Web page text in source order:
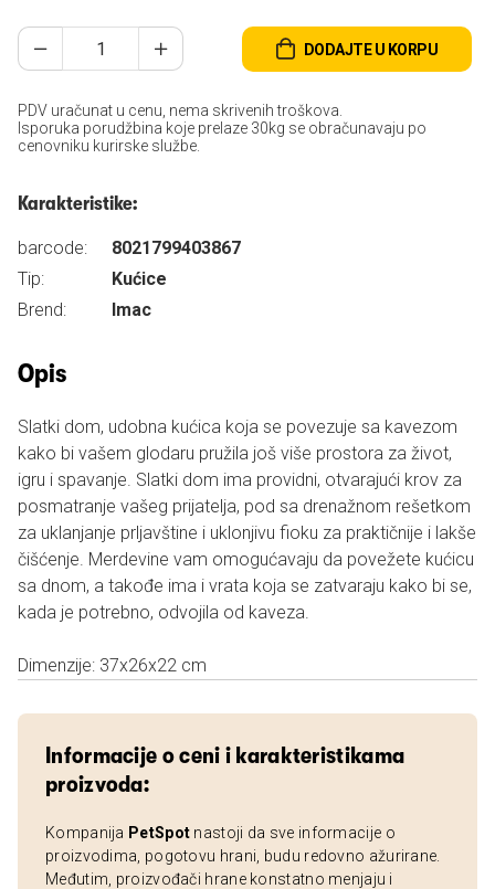
DODAJTE U KORPU
PDV uračunat u cenu, nema skrivenih troškova.
Isporuka porudžbina koje prelaze 30kg se obračunavaju po
cenovniku kurirske službe.
Karakteristike:
barcode:
8021799403867
Tip:
Kućice
Brend:
Imac
Opis
Slatki dom, udobna kućica koja se povezuje sa kavezom
kako bi vašem glodaru pružila još više prostora za život,
igru i spavanje. Slatki dom ima providni, otvarajući krov za
posmatranje vašeg prijatelja, pod sa drenažnom rešetkom
za uklanjanje prljavštine i uklonjivu fioku za praktičnije i lakše
čišćenje. Merdevine vam omogućavaju da povežete kućicu
sa dnom, a takođe ima i vrata koja se zatvaraju kako bi se,
kada je potrebno, odvojila od kaveza.
Dimenzije: 37x26x22 cm
Informacije o ceni i karakteristikama
proizvoda:
Kompanija PetSpot nastoji da sve informacije o
proizvodima, pogotovu hrani, budu redovno ažurirane.
Međutim, proizvođači hrane konstatno menjaju i